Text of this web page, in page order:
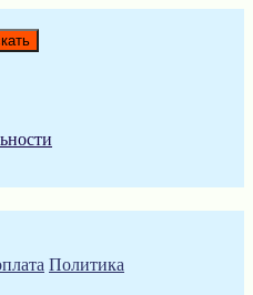
Политика